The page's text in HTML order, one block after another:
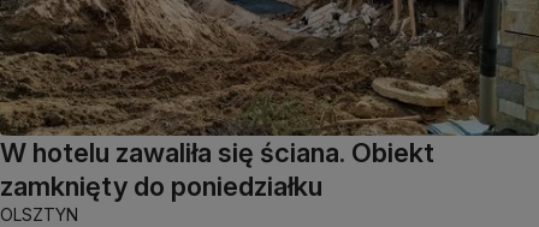
W hotelu zawaliła się ściana. Obiekt
zamknięty do poniedziałku
OLSZTYN